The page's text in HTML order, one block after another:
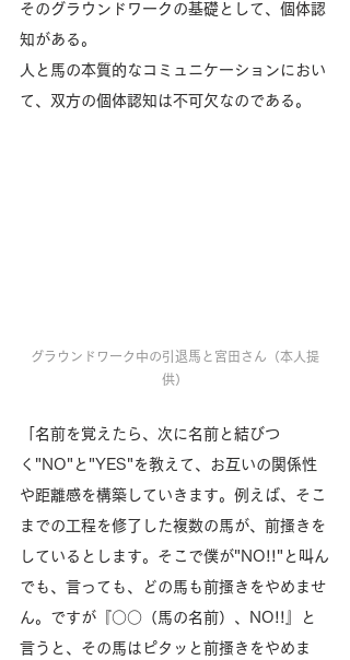
そのグラウンドワークの基礎として、個体認
知がある。
人と馬の本質的なコミュニケーションにおい
て、双方の個体認知は不可欠なのである。
グラウンドワーク中の引退馬と宮田さん（本人提
供）
「名前を覚えたら、次に名前と結びつ
く"NO"と"YES"を教えて、お互いの関係性
や距離感を構築していきます。例えば、そこ
までの工程を修了した複数の馬が、前搔きを
しているとします。そこで僕が"NO!!"と叫ん
でも、言っても、どの馬も前搔きをやめませ
ん。ですが『○○（馬の名前）、NO!!』と
言うと、その馬はピタッと前搔きをやめま